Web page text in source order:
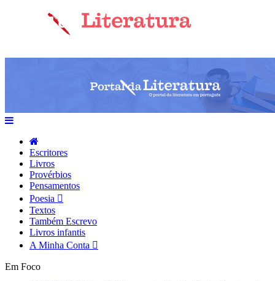
Escritores
Livros
Provérbios
Pensamentos
Poesia
Textos
Também Escrevo
Livros infantis
A Minha Conta
Em Foco